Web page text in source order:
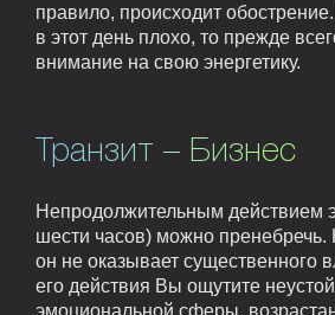
правило, происходит
в этот день плохо, то прежде
внимание на свою энергетику.
Транзит – Бизнес
Непродолжительным действием
шести часов) можно пренебречь.
он не оказывает существенного
его действия Вы ощутите
эмоциональной сферы,